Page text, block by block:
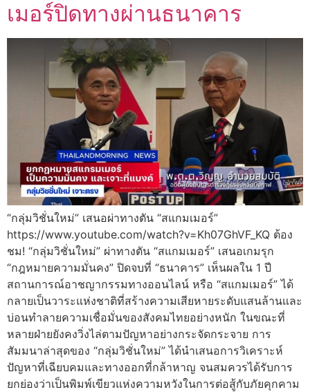
เมอร์ปิดทางผ่านธนาคาร
“กลุ่มวิชั่นใหม่” เสนอผ่าทางตัน “สแกมเมอร์”
https://www.youtube.com/watch?v=Kh07GhVF_KQ ต้อง
ชม! “กลุ่มวิชั่นใหม่” ผ่าทางตัน “สแกมเมอร์” เสนอเกมรุก
“กฎหมายความมั่นคง” ปิดจบที่ “ธนาคาร” เห็นผลใน 1 ปี
สถานการณ์อาชญากรรมทางออนไลน์ หรือ “สแกมเมอร์” ได้
กลายเป็นวาระแห่งชาติที่สร้างความเสียหายระดับแสนล้านและ
บ่อนทำลายความเชื่อมั่นของสังคมไทยอย่างหนัก ในขณะที่
หลายฝ่ายยังคงวิ่งไล่ตามปัญหาอย่างกระจัดกระจาย การ
สัมมนาล่าสุดของ “กลุ่มวิชั่นใหม่” ได้นำเสนอการวิเคราะห์
ปัญหาที่เฉียบคมและทางออกที่กล้าหาญ จนสมควรได้รับการ
ยกย่องว่าเป็นพิมพ์เขียวแห่งความหวังในการต่อสู้กับภัยคุกคาม